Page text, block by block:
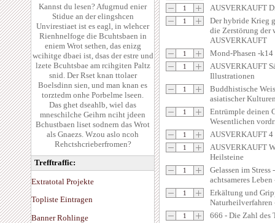
Kannst du lesen? Afugrnud enier
Stidue an der elingshcen
Unvirestiaet ist es eagl, in wlehcer
Rienhnelfoge die Bcuhtsbaen in
eniem Wrot sethen, das enizg
wcihitge dbaei ist, dsas der estre und
lzete Bcuhtsbae am rcihgiten Paltz
snid. Der Rset knan ttolaer
Boelsdinn sien, und man knan es
torztedm onhe Porbelme lseen.
Das ghet dseahlb, wiel das
mneschilche Geihrn nciht jdeen
Bchustbaen liset sodnern das Wrot
als Gnaezs. Wzou aslo ncoh
Rehctshcrieberfromen?
Trefftraffic:
Extratotal Projekte
Topliste Eintragen
Banner Rohlinge
AUSVERKAUFT
Der hybride Krieg
die Zerstörung
AUSVERKAUFT
Mond-Phasen -k14
AUSVERKAUFT
Illustrationen
Buddhistische
asiatischer
Entrümple deinen
Wesentlichen
AUSVERKAUFT
AUSVERKAUFT
Heilsteine
Gelassen im
achtsameres
Erkältung und
Naturheilverfahren
666 - Die Zahl des